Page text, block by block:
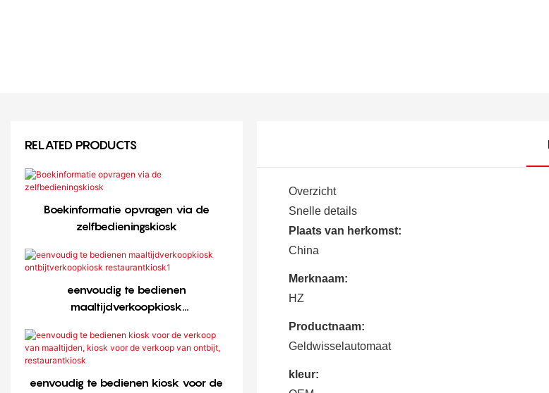
Overzicht
Snelle details
Plaats van herkomst:
China
Merknaam:
HZ
Productnaam:
Geldwisselautomaat
kleur:
RELATED PRODUCTS
Boekinformatie opvragen via de
zelfbedieningskiosk
eenvoudig te bedienen
maaltijdverkoopkiosk
eenvoudig te bedienen kiosk voor de